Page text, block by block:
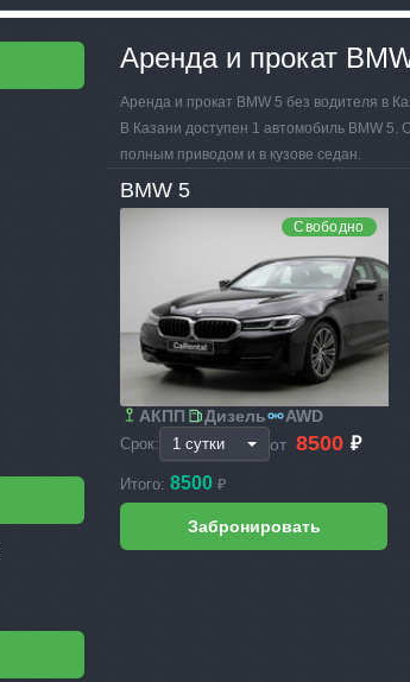
Аренда и прокат
Аренда и прокат BMW 5 без водителя в
В Казани доступен 1 автомобиль BMW
полным приводом и в кузове седан.
BMW 5
Свободно
АКПП Дизель AWD
Срок: от 8500 ₽
Итого: 8500 ₽